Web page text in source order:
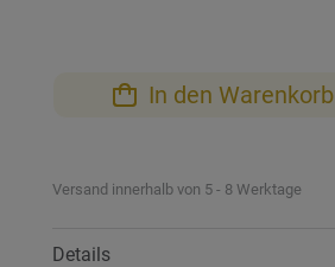
springen
In den Warenkorb
Versand innerhalb von 5 - 8 Werktage
Details